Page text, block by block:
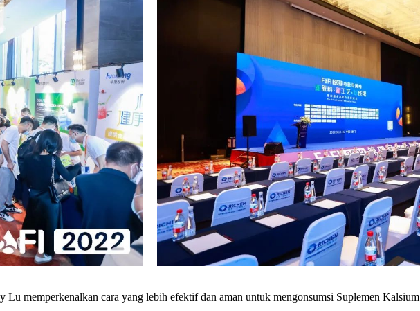
memperkenalkan cara yang lebih efektif dan aman untuk mengonsumsi Suplemen Kalsium